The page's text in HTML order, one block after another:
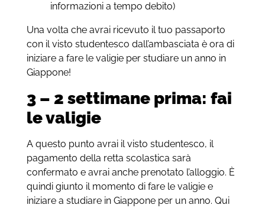
informazioni a tempo debito)
Una volta che avrai ricevuto il tuo passaporto
con il visto studentesco dall’ambasciata è ora di
iniziare a fare le valigie per studiare un anno in
Giappone!
3 – 2 settimane prima: fai
le valigie
A questo punto avrai il visto studentesco, il
pagamento della retta scolastica sarà
confermato e avrai anche prenotato l’alloggio. È
quindi giunto il momento di fare le valigie e
iniziare a studiare in Giappone per un anno. Qui